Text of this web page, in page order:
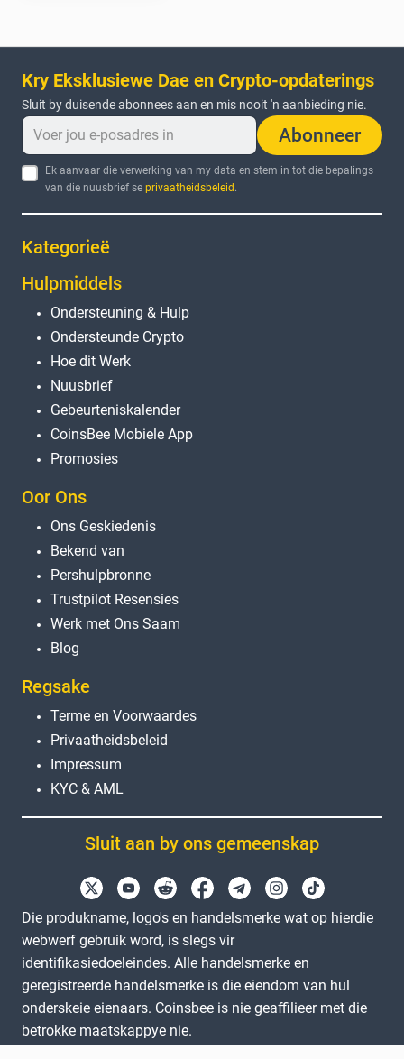
Kry Eksklusiewe Dae en Crypto-opdaterings
Sluit by duisende abonnees aan en mis nooit 'n aanbieding nie.
Abonneer
Ek aanvaar die verwerking van my data en stem in tot die bepalings
van die nuusbrief seprivaatheidsbeleid.
Kategorieë
Hulpmiddels
Ondersteuning & Hulp
Ondersteunde Crypto
Hoe dit Werk
Nuusbrief
Gebeurteniskalender
CoinsBee Mobiele App
Promosies
Oor Ons
Ons Geskiedenis
Bekend van
Pershulpbronne
Trustpilot Resensies
Werk met Ons Saam
Blog
Regsake
Terme en Voorwaardes
Privaatheidsbeleid
Impressum
KYC & AML
Sluit aan by ons gemeenskap
Die produkname, logo's en handelsmerke wat op hierdie
webwerf gebruik word, is slegs vir
identifikasiedoeleindes. Alle handelsmerke en
geregistreerde handelsmerke is die eiendom van hul
onderskeie eienaars. Coinsbee is nie geaffilieer met die
betrokke maatskappye nie.